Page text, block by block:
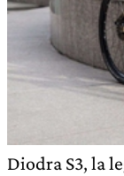
Diodra S3, la